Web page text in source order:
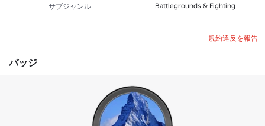
サブジャンル Battlegrounds & Fighting
規約違反を報告
バッジ